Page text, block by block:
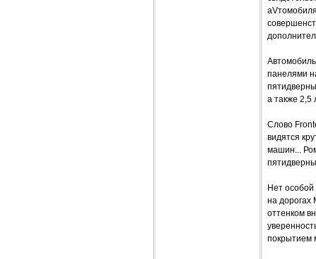
панелями
а также 2,5
Слово
видятся
машин...
Нет
на дорогах
оттенком
покрытием